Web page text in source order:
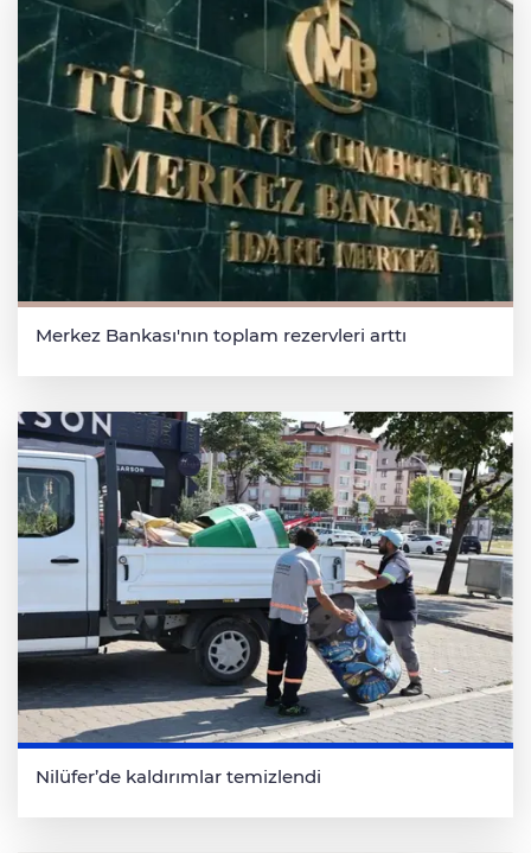
Merkez Bankası'nın toplam rezervleri arttı
Nilüfer’de kaldırımlar temizlendi